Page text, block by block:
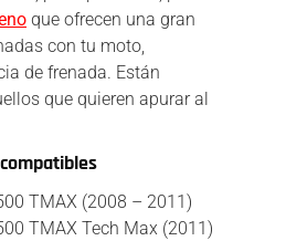
que ofrecen una gran
con tu moto,
de frenada. Están
que quieren apurar al
TMAX (2008 – 2011)
TMAX Tech Max (2011)